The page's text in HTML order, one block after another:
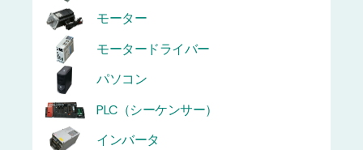
モーター
モータードライバー
パソコン
PLC（シーケンサー）
インバータ